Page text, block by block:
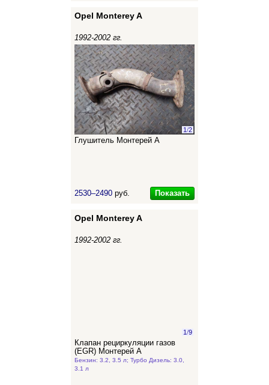
Opel Monterey A
1992-2002 гг.
1/2
Глушитель Монтерей А
2530–2490 руб. Показать
Opel Monterey A
1992-2002 гг.
1/9
Клапан рециркуляции газов
(EGR) Монтерей А
Бензин: 3.2, 3.5 л; Турбо Дизель: 3.0,
3.1 л